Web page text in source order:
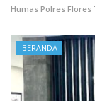
Humas Polres Flores
BERANDA